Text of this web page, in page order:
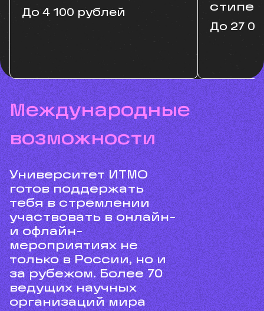
До 4 100 рублей
До 27
международные
возможности
Университет ИТМО
готов поддержать
тебя в стремлении
участвовать в онлайн-
и офлайн-
мероприятиях не
только в России, но и
за рубежом. Более 70
ведущих научных
организаций мира